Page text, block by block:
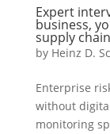
Expert
business,
supply
by Heinz D.
Enterprise
without
monitoring